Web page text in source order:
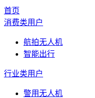
首页
消费类用户
航拍无人机
智能出行
行业类用户
警用无人机